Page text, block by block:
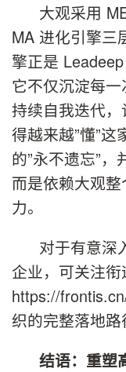
大观采用
MA 进化引擎三
擎正是
它不仅沉淀每
持续自我迭代
得越来越”懂”
的”永不遗忘”，
而是依赖大观
力。
对于有意深
企业，可关注衔
https://
织的完整落地路
结语：重塑